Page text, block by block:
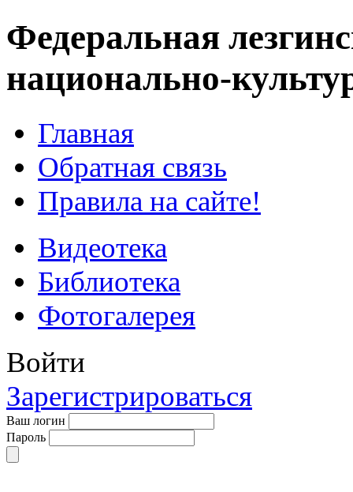
Федеральная
национально-
Главная
Обратная связь
Правила на сайте!
Видеотека
Библиотека
Фотогалерея
Войти
Зарегистрироваться
Ваш логин
Пароль